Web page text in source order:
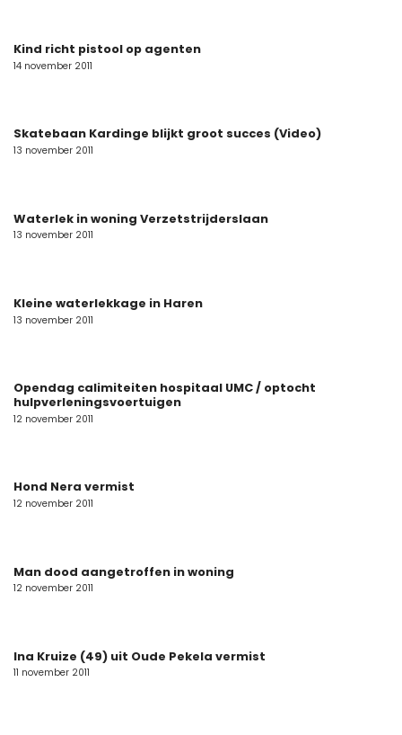
Kind richt pistool op agenten
14 november 2011
Skatebaan Kardinge blijkt groot succes (Video)
13 november 2011
Waterlek in woning Verzetstrijderslaan
13 november 2011
Kleine waterlekkage in Haren
13 november 2011
Opendag calimiteiten hospitaal UMC / optocht
hulpverleningsvoertuigen
12 november 2011
Hond Nera vermist
12 november 2011
Man dood aangetroffen in woning
12 november 2011
Ina Kruize (49) uit Oude Pekela vermist
11 november 2011